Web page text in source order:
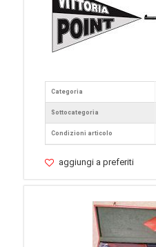
Categoria
Sottocategoria
Condizioni articolo
aggiungi a preferiti